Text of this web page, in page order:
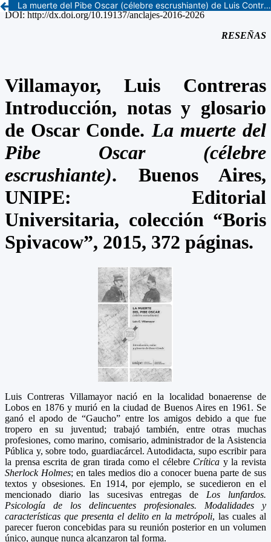
La muerte del Pibe Oscar (célebre escrushiante) de Luis Contreras Villamayor